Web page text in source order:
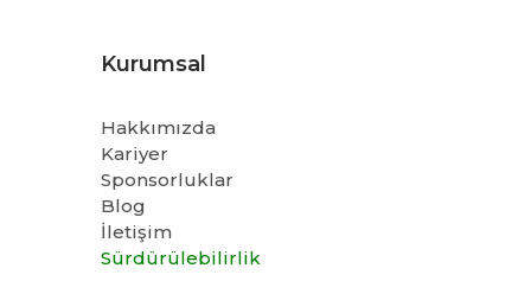
Kurumsal
Hakkımızda
Kariyer
Sponsorluklar
Blog
İletişim
Sürdürülebilirlik